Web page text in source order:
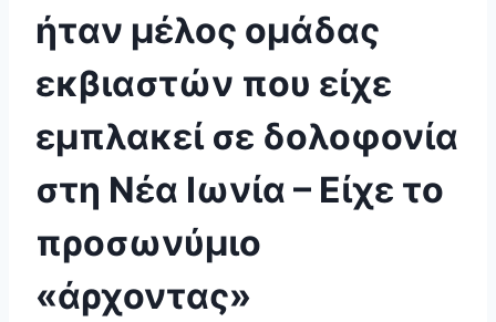
ήταν μέλος ομάδας
εκβιαστών που είχε
εμπλακεί σε δολοφονία
στη Νέα Ιωνία – Είχε το
προσωνύμιο
«άρχοντας»